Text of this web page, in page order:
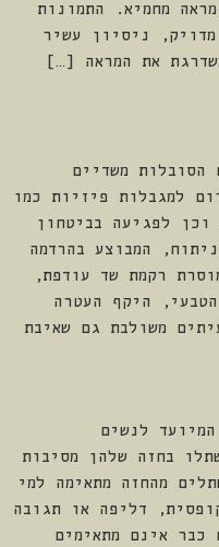
מחמיא. התמונות
ניסיון עשיר
את המראה […]
הסובלות משדיים
למגבלות פיזיות כמו
לפגיעה בביטחון
המבוצע בהרדמה
רקמת שד עודפת,
היקף העטרה
משולבת גם שאיבת
לנשים
בחזה שלהן מסיבות
מהחזה מתאימה למי
דליפה או תגובה
כבר אינם מתאימים